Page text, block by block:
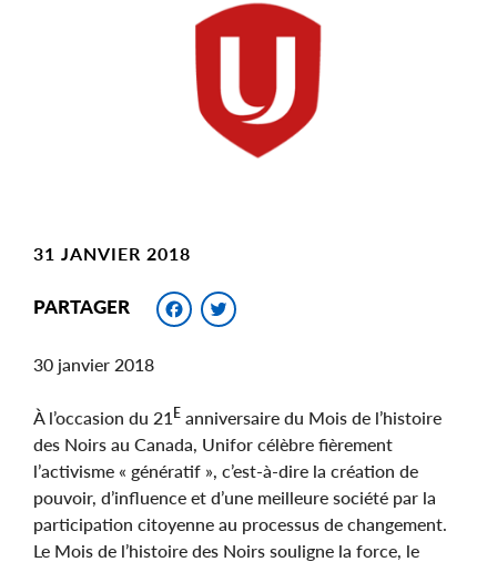
31 JANVIER 2018
PARTAGER Facebook
30 janvier 2018
À l’occasion du 21 E anniversaire du Mois de l’histoire
des Noirs au Canada, Unifor célèbre fièrement
l’activisme « génératif », c’est-à-dire la création de
pouvoir, d’influence et d’une meilleure société par la
participation citoyenne au processus de changement.
Le Mois de l’histoire des Noirs souligne la force, le